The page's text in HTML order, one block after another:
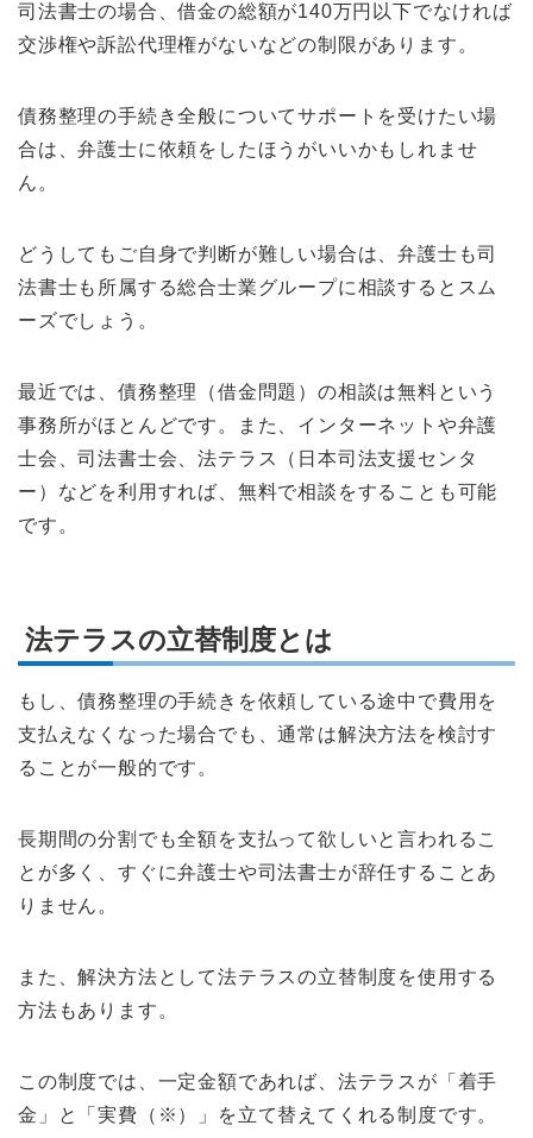
司法書士の場合、借金の総額が140万円以下でなければ
交渉権や訴訟代理権がないなどの制限があります。
債務整理の手続き全般についてサポートを受けたい場
合は、弁護士に依頼をしたほうがいいかもしれませ
ん。
どうしてもご自身で判断が難しい場合は、弁護士も司
法書士も所属する総合士業グループに相談するとスム
ーズでしょう。
最近では、債務整理（借金問題）の相談は無料という
事務所がほとんどです。また、インターネットや弁護
士会、司法書士会、法テラス（日本司法支援センタ
ー）などを利用すれば、無料で相談をすることも可能
です。
法テラスの立替制度とは
もし、債務整理の手続きを依頼している途中で費用を
支払えなくなった場合でも、通常は解決方法を検討す
ることが一般的です。
長期間の分割でも全額を支払って欲しいと言われるこ
とが多く、すぐに弁護士や司法書士が辞任することあ
りません。
また、解決方法として法テラスの立替制度を使用する
方法もあります。
この制度では、一定金額であれば、法テラスが「着手
金」と「実費（※）」を立て替えてくれる制度です。